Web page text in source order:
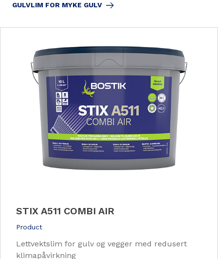
GULVLIM FOR MYKE GULV
STIX A511 COMBI AIR
Product
Lettvektslim for gulv og vegger med redusert
klimapåvirkning